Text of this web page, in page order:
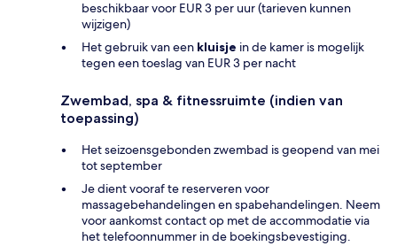
beschikbaar voor EUR 3 per uur (tarieven kunnen
wijzigen)
Het gebruik van een kluisje in de kamer is mogelijk
tegen een toeslag van EUR 3 per nacht
Zwembad, spa & fitnessruimte (indien van
toepassing)
Het seizoensgebonden zwembad is geopend van mei
tot september
Je dient vooraf te reserveren voor
massagebehandelingen en spabehandelingen. Neem
voor aankomst contact op met de accommodatie via
het telefoonnummer in de boekingsbevestiging.